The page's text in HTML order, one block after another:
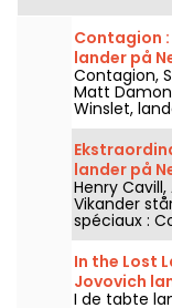
Contagion
lander på
Contagion,
Matt
Winslet,
lander på
Henry
Vikander
spéciaux :
Netflix den
In the Lost
Jovovich
I de tabte